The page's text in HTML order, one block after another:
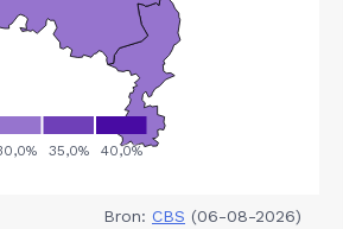
Bron: CBS (06-08-2026)